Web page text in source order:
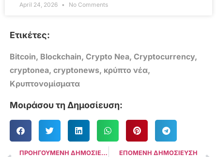
April 24, 2026 No Comments
Ετικέτες:
Bitcoin, Blockchain, Crypto Nea, Cryptocurrency,
cryptonea, cryptonews, κρύπτο νέα,
Κρυπτονομίσματα
Μοιράσου τη Δημοσίευση:
ΠΡΟΗΓΟΥΜΕΝΗ ΔΗΜΟΣΙΕΥΣΗ ΕΠΟΜΕΝΗ ΔΗΜΟΣΙΕΥΣΗ